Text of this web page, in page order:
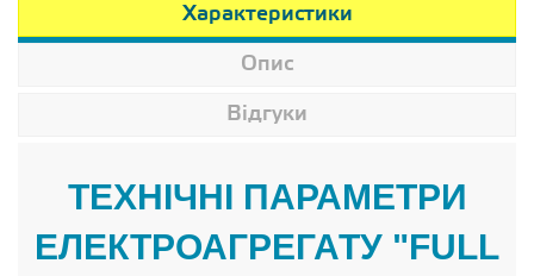
Характеристики
Опис
Відгуки
ТЕХНІЧНІ ПАРАМЕТРИ
ЕЛЕКТРОАГРЕГАТУ "FULL